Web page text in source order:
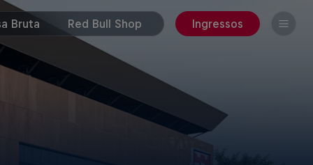
Bruta Red Bull Shop Ingressos